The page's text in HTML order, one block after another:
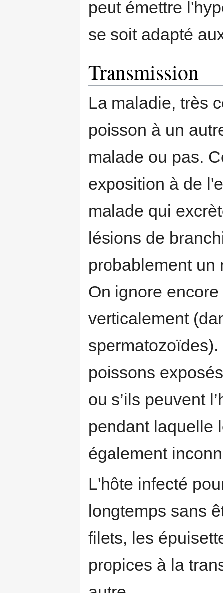
peut émettre
se soit adapté
Transmission
La maladie, très
poisson à un
malade ou pas.
exposition à de
malade qui
lésions de
probablement un
On ignore
verticalement
poissons
ou s’ils peuvent
pendant laquelle
également
L'hôte infecté
longtemps sans
filets, les
propices à la